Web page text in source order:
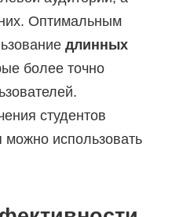
Оптимальным
длинных
более точно
студентов
можно использовать